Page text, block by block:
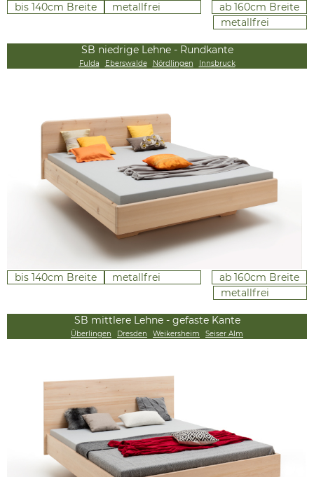
bis 140cm Breite ab 160cm Breite
metallfrei
metallfrei
SB niedrige Lehne - Rundkante
Fulda Eberswalde Nördlingen Innsbruck
bis 140cm Breite ab 160cm Breite
metallfrei
metallfrei
SB mittlere Lehne - gefaste Kante
Überlingen Dresden Weikersheim Seiser Alm